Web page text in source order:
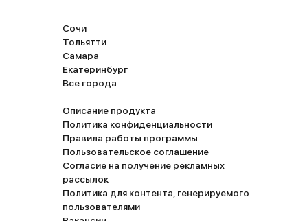
Сочи
Тольятти
Самара
Екатеринбург
Все города
Описание продукта
Политика конфиденциальности
Правила работы программы
Пользовательское соглашение
Согласие на получение рекламных
рассылок
Политика для контента, генерируемого
пользователями